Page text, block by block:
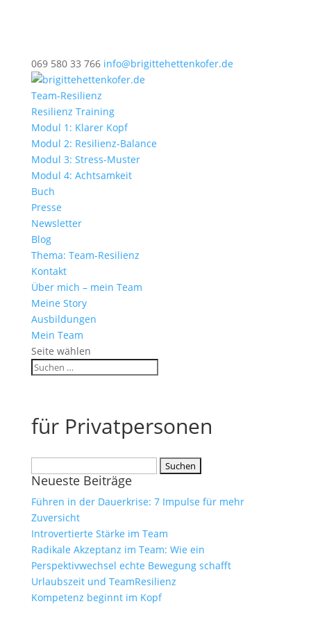
069 580 33 766 info@brigittehettenkofer.de
Team-Resilienz
Resilienz Training
Modul 1: Klarer Kopf
Modul 2: Resilienz-Balance
Modul 3: Stress-Muster
Modul 4: Achtsamkeit
Buch
Presse
Newsletter
Blog
Thema: Team-Resilienz
Kontakt
Über mich – mein Team
Meine Story
Ausbildungen
Mein Team
Seite wählen
für Privatpersonen
nach:
Neueste Beiträge
Führen in der Dauerkrise: 7 Impulse für mehr
Zuversicht
Introvertierte Stärke im Team
Radikale Akzeptanz im Team: Wie ein
Perspektivwechsel echte Bewegung schafft
Urlaubszeit und TeamResilienz
Kompetenz beginnt im Kopf